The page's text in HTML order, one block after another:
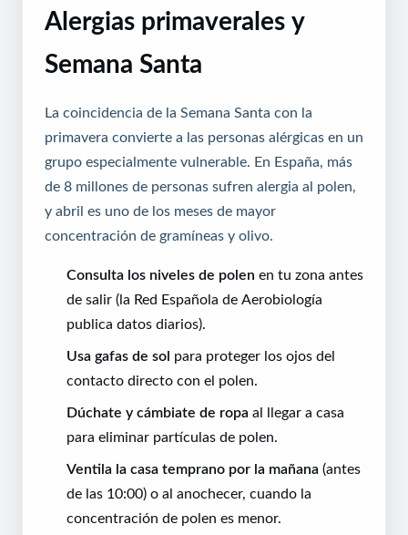
Alergias primaverales y
Semana Santa
La coincidencia de la Semana Santa con la
primavera convierte a las personas alérgicas en un
grupo especialmente vulnerable. En España, más
de 8 millones de personas sufren alergia al polen,
y abril es uno de los meses de mayor
concentración de gramíneas y olivo.
Consulta los niveles de polen en tu zona antes
de salir (la Red Española de Aerobiología
publica datos diarios).
Usa gafas de sol para proteger los ojos del
contacto directo con el polen.
Dúchate y cámbiate de ropa al llegar a casa
para eliminar partículas de polen.
Ventila la casa temprano por la mañana (antes
de las 10:00) o al anochecer, cuando la
concentración de polen es menor.